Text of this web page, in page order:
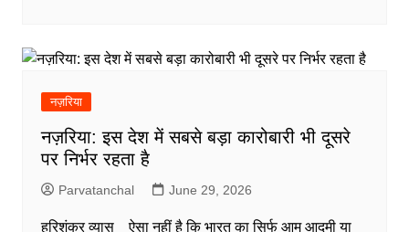
नज़रिया
नज़रिया: इस देश में सबसे बड़ा कारोबारी भी दूसरे
पर निर्भर रहता है
Parvatanchal June 29, 2026
हरिशंकर व्यास ऐसा नहीं है कि भारत का सिर्फ आम आदमी या